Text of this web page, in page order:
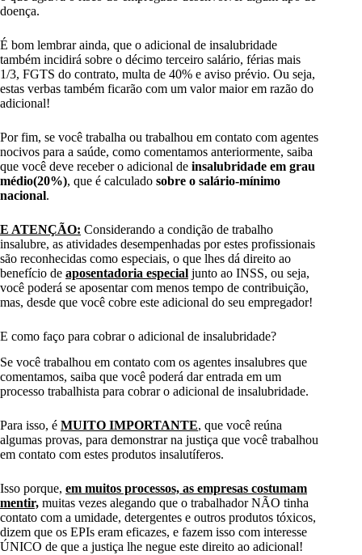
doença.
É bom lembrar ainda, que o adicional de insalubridade
também incidirá sobre o décimo terceiro salário, férias mais
1/3, FGTS do contrato, multa de 40% e aviso prévio. Ou seja,
estas verbas também ficarão com um valor maior em razão do
adicional!
Por fim, se você trabalha ou trabalhou em contato com agentes
nocivos para a saúde, como comentamos anteriormente, saiba
que você deve receber o adicional de insalubridade em grau
médio(20%), que é calculado sobre o salário-mínimo
nacional.
E ATENÇÃO: Considerando a condição de trabalho
insalubre, as atividades desempenhadas por estes profissionais
são reconhecidas como especiais, o que lhes dá direito ao
benefício de aposentadoria especial junto ao INSS, ou seja,
você poderá se aposentar com menos tempo de contribuição,
mas, desde que você cobre este adicional do seu empregador!
E como faço para cobrar o adicional de insalubridade?
Se você trabalhou em contato com os agentes insalubres que
comentamos, saiba que você poderá dar entrada em um
processo trabalhista para cobrar o adicional de insalubridade.
Para isso, é MUITO IMPORTANTE, que você reúna
algumas provas, para demonstrar na justiça que você trabalhou
em contato com estes produtos insalutíferos.
Isso porque, em muitos processos, as empresas costumam
mentir, muitas vezes alegando que o trabalhador NÃO tinha
contato com a umidade, detergentes e outros produtos tóxicos,
dizem que os EPIs eram eficazes, e fazem isso com interesse
ÚNICO de que a justiça lhe negue este direito ao adicional!